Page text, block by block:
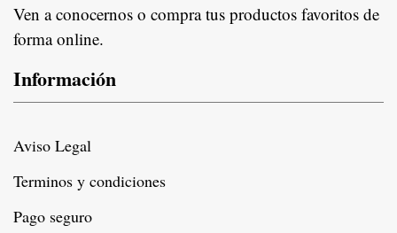
Ven a conocernos o compra tus productos favoritos de
forma online.
Información
Aviso Legal
Terminos y condiciones
Pago seguro